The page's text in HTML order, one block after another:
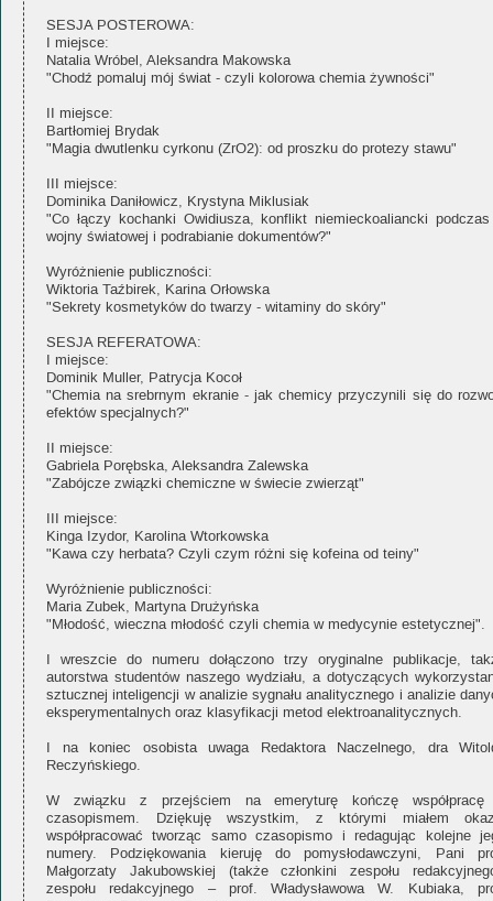
SESJA POSTEROWA:
I miejsce:
Natalia Wróbel, Aleksandra Makowska
"Chodź pomaluj mój świat - czyli kolorowa chemia żywności"
II miejsce:
Bartłomiej Brydak
"Magia dwutlenku cyrkonu (ZrO2): od proszku do protezy stawu"
III miejsce:
Dominika Daniłowicz, Krystyna Miklusiak
"Co łączy kochanki Owidiusza, konflikt niemieckoaliancki
wojny światowej i podrabianie dokumentów?"
Wyróżnienie publiczności:
Wiktoria Taźbirek, Karina Orłowska
"Sekrety kosmetyków do twarzy - witaminy do skóry"
SESJA REFERATOWA:
I miejsce:
Dominik Muller, Patrycja Kocoł
"Chemia na srebrnym ekranie - jak chemicy przyczynili się do
efektów specjalnych?"
II miejsce:
Gabriela Porębska, Aleksandra Zalewska
"Zabójcze związki chemiczne w świecie zwierząt"
III miejsce:
Kinga Izydor, Karolina Wtorkowska
"Kawa czy herbata? Czyli czym różni się kofeina od teiny"
Wyróżnienie publiczności:
Maria Zubek, Martyna Drużyńska
"Młodość, wieczna młodość czyli chemia w medycynie estetycznej".
I wreszcie do numeru dołączono trzy oryginalne publikacje,
autorstwa studentów naszego wydziału, a dotyczących
sztucznej inteligencji w analizie sygnału analitycznego i analizie
eksperymentalnych oraz klasyfikacji metod elektroanalitycznych.
I na koniec osobista uwaga Redaktora Naczelnego, dra
Reczyńskiego.
W związku z przejściem na emeryturę kończę
czasopismem. Dziękuję wszystkim, z którymi miałem
współpracować tworząc samo czasopismo i redagując kolejne
numery. Podziękowania kieruję do pomysłodawczyni, Pani
Małgorzaty Jakubowskiej (także członkini zespołu
zespołu redakcyjnego – prof. Władysławowa W. Kubiaka,